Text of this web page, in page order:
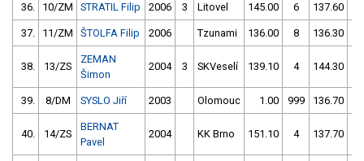
36. 10/ZM STRATIL Filip 2006 3 Litovel 145.00 6 137.60
37. 11/ZM ŠTOLFA Filip 2006 Tzunami 136.00 8 136.30
38. 13/ZS
ZEMAN
Šimon
2004 3 SKVeselí 139.10 4 144.30
39. 8/DM SYSLO Jiří 2003 Olomouc 1.00 999 136.70
40. 14/ZS
BERNAT
Pavel
2004 KK Brno 151.10 4 137.70